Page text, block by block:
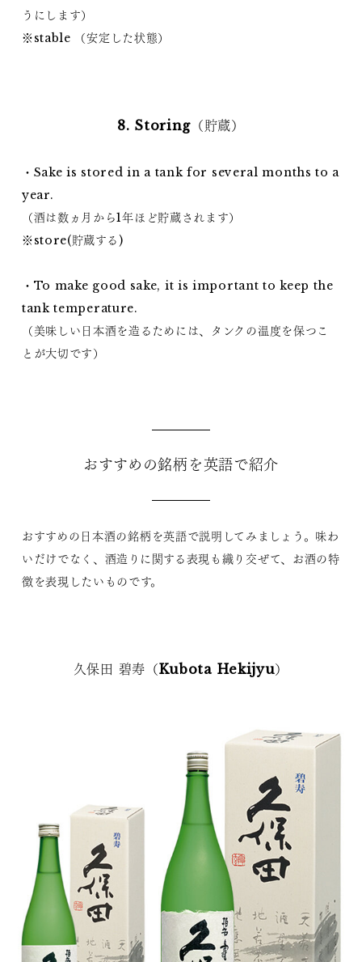
うにします）
※stable （安定した状態）
8. Storing（貯蔵）
・Sake is stored in a tank for several months to a
year.
（酒は数ヵ月から1年ほど貯蔵されます）
※store(貯蔵する)
・To make good sake, it is important to keep the
tank temperature.
（美味しい日本酒を造るためには、タンクの温度を保つこ
とが大切です）
おすすめの銘柄を英語で紹介
おすすめの日本酒の銘柄を英語で説明してみましょう。味わ
いだけでなく、酒造りに関する表現も織り交ぜて、お酒の特
徴を表現したいものです。
久保田 碧寿（Kubota Hekijyu）